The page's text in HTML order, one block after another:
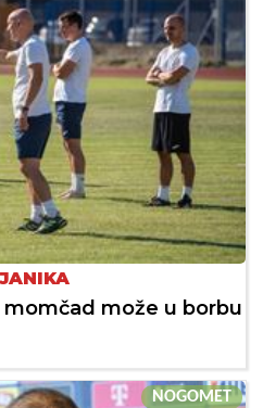
momčad može u borbu
NOGOMET